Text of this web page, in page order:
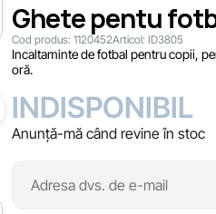
Ghete pentu
Cod produs: 1120452Articol: ID3805
Incaltaminte de fotbal pentru copii,
oră.
INDISPONIBIL
Anunță-mă când revine în stoc